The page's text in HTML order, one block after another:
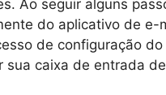
Ao seguir alguns
do aplicativo de
de configuração
sua caixa de entrada